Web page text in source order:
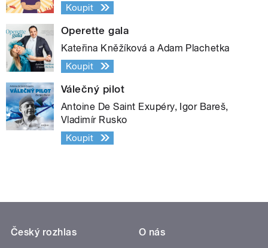
Koupit
Operette gala
Kateřina Kněžíková a Adam Plachetka
Koupit
Válečný pilot
Antoine De Saint Exupéry, Igor Bareš,
Vladimír Rusko
Koupit
Český rozhlas
O nás